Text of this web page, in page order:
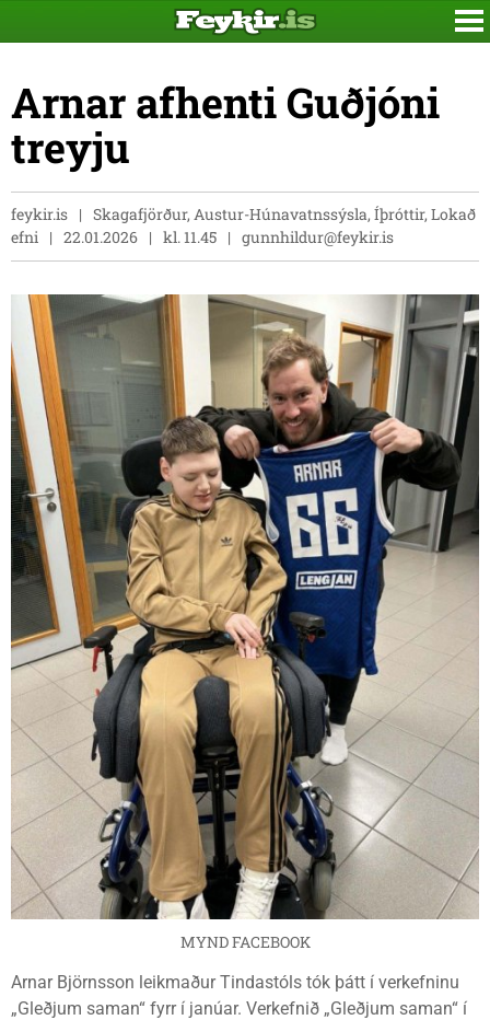
Arnar afhenti Guðjóni
treyju
feykir.is
Skagafjörður, Austur-Húnavatnssýsla, Íþróttir, Lokað
efni
22.01.2026 kl. 11.45 gunnhildur@feykir.is
MYND FACEBOOK
Arnar Björnsson leikmaður Tindastóls tók þátt í verkefninu
„Gleðjum saman“ fyrr í janúar. Verkefnið „Gleðjum saman“ í